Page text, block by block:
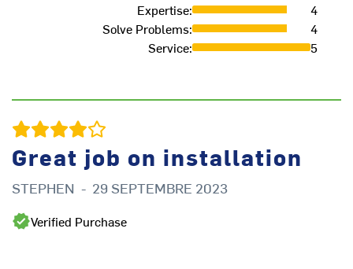
Expertise:
4
Solve Problems:
4
Service: 5
Great job on installation
STEPHEN - 29 SEPTEMBRE 2023
Verified Purchase